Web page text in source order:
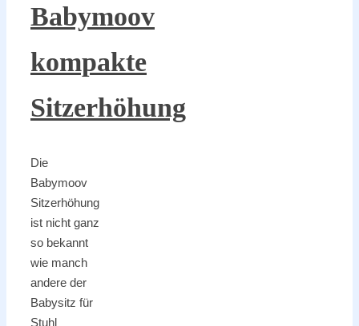
Babymoov
kompakte
Sitzerhöhung
Die
Babymoov
Sitzerhöhung
ist nicht ganz
so bekannt
wie manch
andere der
Babysitz für
Stuhl